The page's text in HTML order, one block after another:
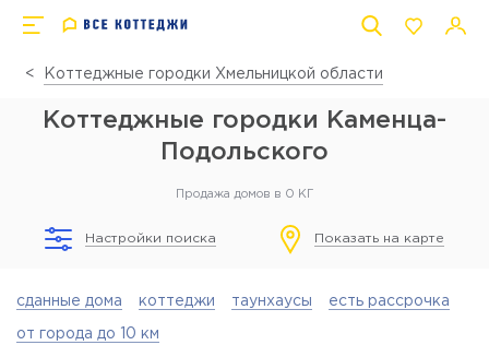
Коттеджные городки Хмельницкой области
Коттеджные городки Каменца-
Подольского
Продажа домов в 0 КГ
Настройки поиска Показать на карте
сданные дома коттеджи таунхаусы есть рассрочка
от города до 10 км